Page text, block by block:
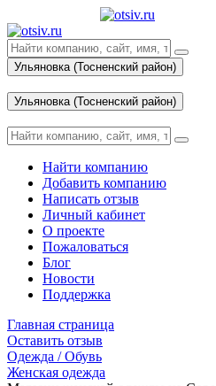
Ульяновка (Тосненский район)
Ульяновка (Тосненский район)
Найти компанию
Добавить компанию
Написать отзыв
Личный кабинет
О проекте
Пожаловаться
Блог
Новости
Поддержка
Главная страница
Оставить отзыв
Одежда / Обувь
Женская одежда